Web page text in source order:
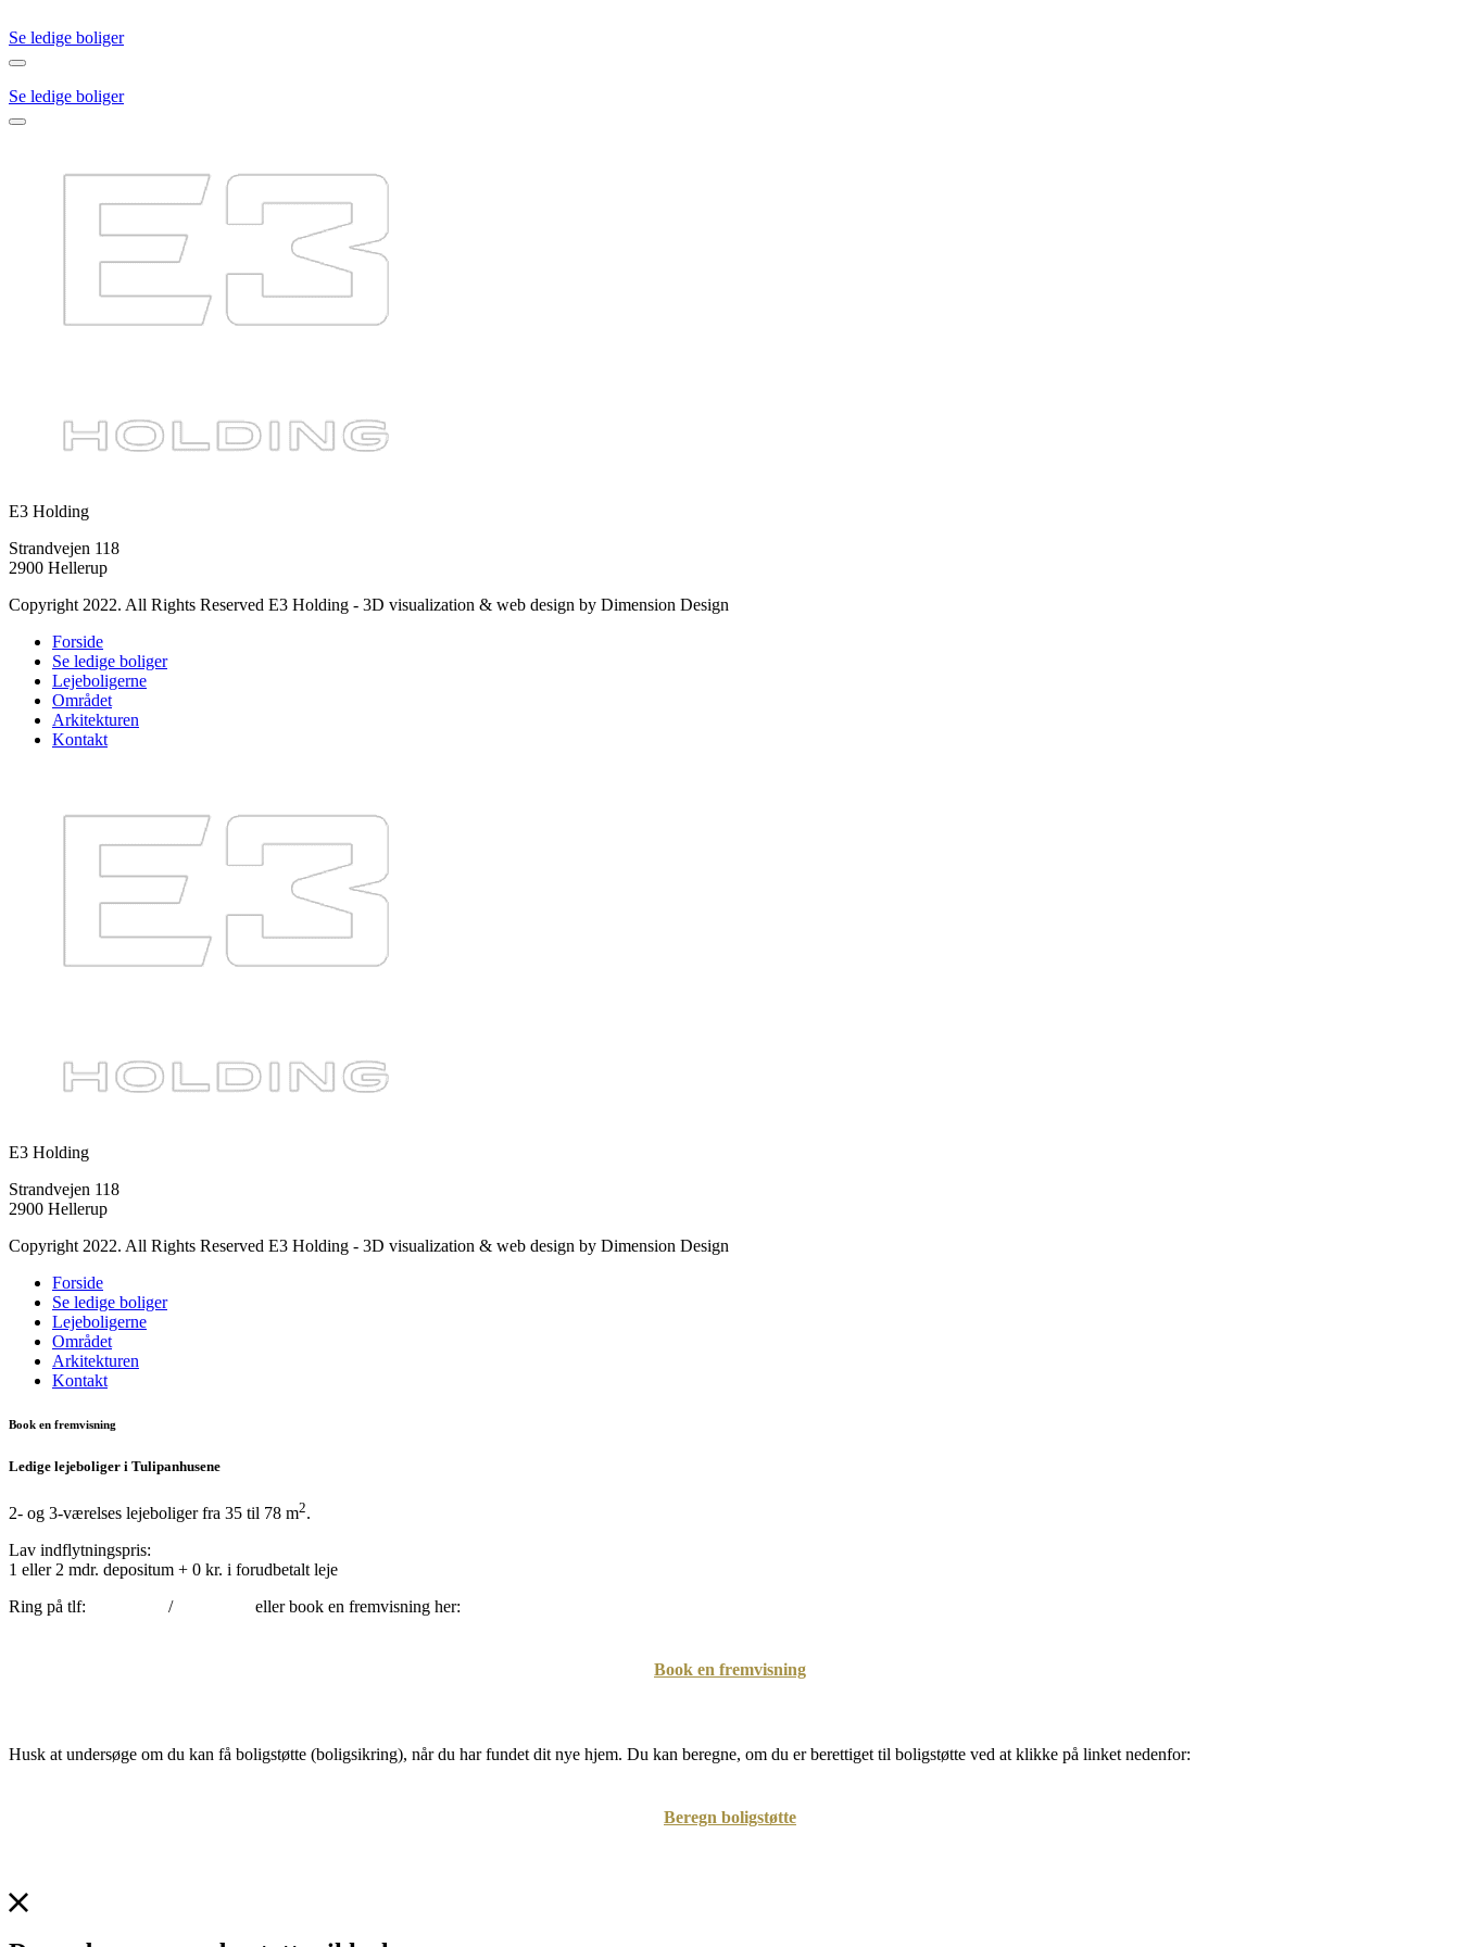
Se ledige boliger
Se ledige boliger
E3 Holding
Strandvejen 118
2900 Hellerup
Copyright 2022. All Rights Reserved E3 Holding - 3D visualization & web design by Dimension Design
Forside
Se ledige boliger
Lejeboligerne
Området
Arkitekturen
Kontakt
E3 Holding
Strandvejen 118
2900 Hellerup
Copyright 2022. All Rights Reserved E3 Holding - 3D visualization & web design by Dimension Design
Forside
Se ledige boliger
Lejeboligerne
Området
Arkitekturen
Kontakt
Book en fremvisning
Ledige lejeboliger i Tulipanhusene
2- og 3-værelses lejeboliger fra 35 til 78 m2.
Lav indflytningspris:
1 eller 2 mdr. depositum + 0 kr. i forudbetalt leje
Ring på tlf:
/ eller book en fremvisning her:
Book en fremvisning
Husk at undersøge om du kan få boligstøtte (boligsikring), når du har fundet dit nye hjem. Du kan beregne, om du er berettiget til boligstøtte ved at klikke på linket nedenfor:
Beregn boligstøtte